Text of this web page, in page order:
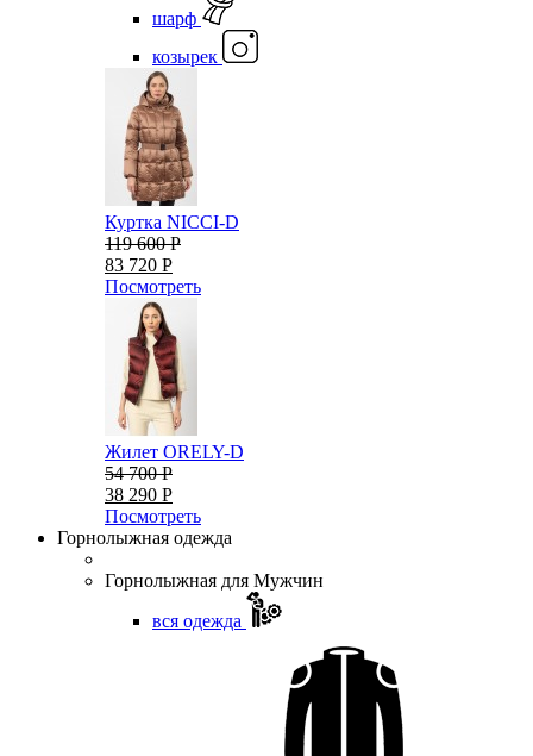
шарф
козырек
Куртка NICCI-D
119 600 Р
83 720 Р
Посмотреть
Жилет ORELY-D
54 700 Р
38 290 Р
Посмотреть
Горнолыжная одежда
Горнолыжная для Мужчин
вся одежда